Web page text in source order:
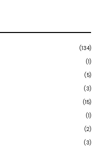
(134)
(1)
(5)
(3)
(15)
(1)
(2)
(3)